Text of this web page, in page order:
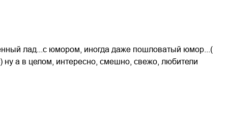
лад...с юмором, иногда даже пошловатый юмор...(
ну а в целом, интересно, смешно, свежо, любители